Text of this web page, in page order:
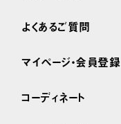
よくあるご質問
マイページ・会員登録
コーディネート